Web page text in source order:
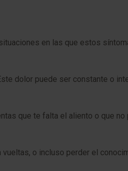
en las que estos
dolor puede ser constante o
que te falta el aliento o que
o incluso perder el